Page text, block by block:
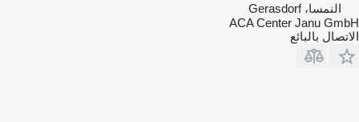
النمسا، Gerasdorf
ACA Center Janu GmbH
الاتصال بالبائع